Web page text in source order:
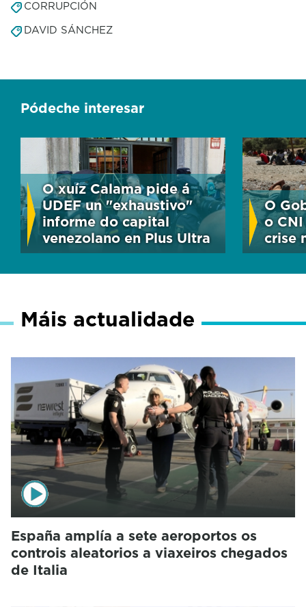
CORRUPCIÓN
DAVID SÁNCHEZ
Pódeche interesar
O xuíz Calama pide á
UDEF un "exhaustivo"
informe do capital
venezolano en Plus Ultra
O
o
crise
Máis actualidade
España amplía a sete aeroportos os
controis aleatorios a viaxeiros chegados
de Italia